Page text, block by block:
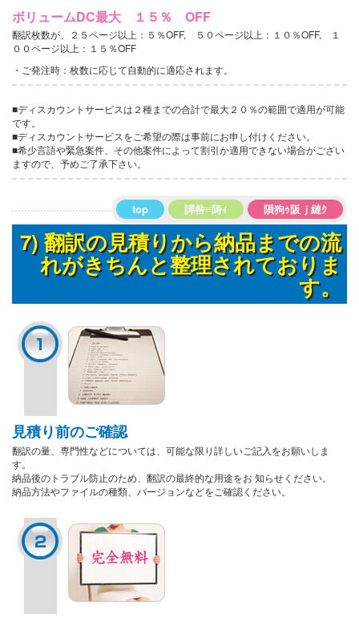
ボリュームDC最大 １５％ OFF
翻訳枚数が、２５ページ以上：５％OFF, ５０ページ以上：１０％OFF, １
００ページ以上：１５％OFF
・ご発注時：枚数に応じて自動的に適応されます。
■ディスカウントサービスは２種までの合計で最大２０％の範囲で適用が可能
です。
■ディスカウントサービスをご希望の際は事前にお申し付けください。
■希少言語や緊急案件、その他案件によって割引か適用できない場合がござい
ますので、予めご了承下さい。
top 譁咎≡陦ｨ 隕狗ｩ阪ｊ縺ｸ
7) 翻訳の見積りから納品までの流
れがきちんと整理されておりま
す。
見積り前のご確認
翻訳の量、専門性などについては、可能な限り詳しいご記入をお願いしま
す。
納品後のトラブル防止のため、翻訳の最終的な用途をお 知らせください。
納品方法やファイルの種類、バージョンなどをご確認ください。